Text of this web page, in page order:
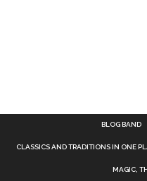
BLOG BAND
CLASSICS AND TRADITIONS IN ONE
MAGIC,